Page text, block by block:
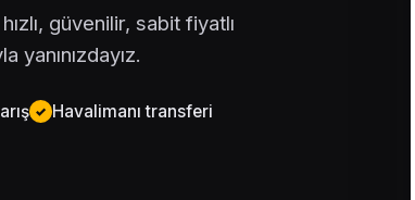
güvenilir, sabit fiyatlı
yanınızdayız.
Havalimanı transferi